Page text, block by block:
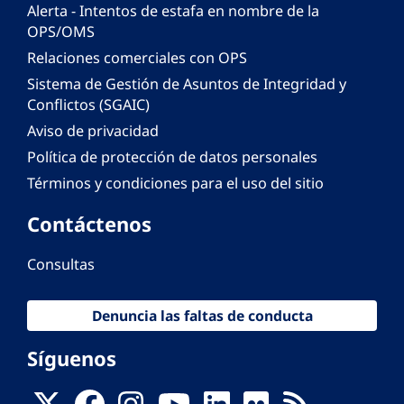
Alerta - Intentos de estafa en nombre de la
OPS/OMS
Relaciones comerciales con OPS
Sistema de Gestión de Asuntos de Integridad y
Conflictos (SGAIC)
Aviso de privacidad
Política de protección de datos personales
Términos y condiciones para el uso del sitio
Contáctenos
Consultas
Denuncia las faltas de conducta
Síguenos